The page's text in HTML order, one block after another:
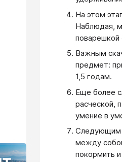
На этом
Наблюдая,
поварешкой
Важным
предмет:
1,5 годам.
Еще более
расческой,
умение в
Следующим
между
покормить и